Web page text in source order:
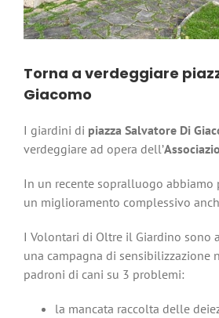
Torna a verdeggiare
Giacomo
I giardini di piazza Salvatore Di
verdeggiare ad opera dell’
In un recente sopralluogo abbiamo
un miglioramento complessivo
I Volontari di Oltre il Giardino sono
una campagna di sensibilizzazione
padroni di cani su 3 problemi:
la mancata raccolta delle